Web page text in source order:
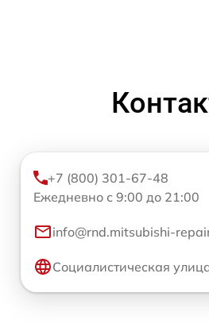
+7 (800) 301-67-48
Ежедневно с 9:00 до 21:00
info@rnd.mitsubishi-
Социалистическая